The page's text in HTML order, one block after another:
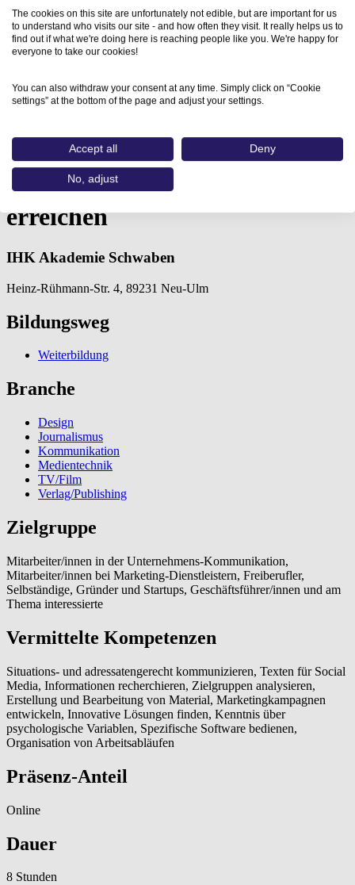
Aus- und Weiterbildungen
Zielgruppen online effektiver erreichen…
Zielgruppen online effektiver
erreichen
IHK Akademie Schwaben
Heinz-Rühmann-Str. 4, 89231 Neu-Ulm
Bildungsweg
Weiterbildung
Branche
Design
Journalismus
Kommunikation
Medientechnik
TV/Film
Verlag/Publishing
Zielgruppe
Mitarbeiter/innen in der Unternehmens-Kommunikation,
Mitarbeiter/innen bei Marketing-Dienstleistern, Freiberufler,
Selbständige, Gründer und Startups, Geschäftsführer/innen und am
Thema interessierte
Vermittelte Kompetenzen
Situations- und adressatengerecht kommunizieren, Texten für Social
Media, Informationen recherchieren, Zielgruppen analysieren,
Erstellung und Bearbeitung von Material, Marketingkampagnen
entwickeln, Innovative Lösungen finden, Kenntnis über
psychologische Variablen, Spezifische Software bedienen,
Organisation von Arbeitsabläufen
Präsenz-Anteil
Online
Dauer
8 Stunden
The cookies on this site are unfortunately not edible, but are important for us
to understand who visits our site - and how often they visit. It really helps us to
find out if what we're doing here is reaching people like you. We're happy for
everyone to take our cookies!
You can also withdraw your consent at any time. Simply click on “Cookie
settings” at the bottom of the page and adjust your settings.
Accept all Deny
No, adjust